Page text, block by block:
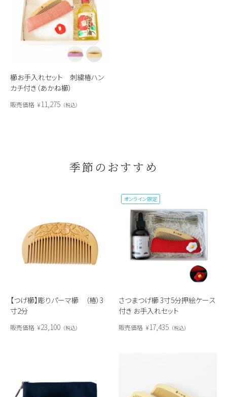
櫛お手入れセット 刺繍椿ハン
カチ付き（あかね櫛）
販売価格 ¥11,275 税込
季節のおすすめ
【つげ櫛】彫りパーマ櫛 （椿）3
寸2分
販売価格 ¥23,100 税込
さつまつげ櫛 3寸5分押絵ケース
付き お手入れセット
オンライン限定
販売価格 ¥17,435 税込